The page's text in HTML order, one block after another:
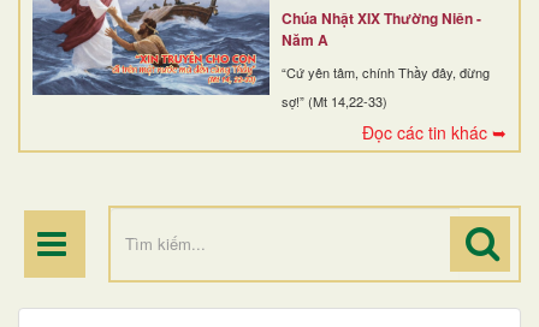
Chúa Nhật XIX Thường Niên -
Năm A
“Cứ yên tâm, chính Thầy đây, đừng
sợ!” (Mt 14,22-33)
Đọc các tin khác ➥
BAN MỤC VỤ
ĐOÀN THỂ CG
ĐIỂM HÀNH HƯƠNG